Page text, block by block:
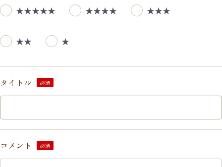
★★★★★ ★★★★ ★★★
★★ ★
タイトル 必須
コメント 必須